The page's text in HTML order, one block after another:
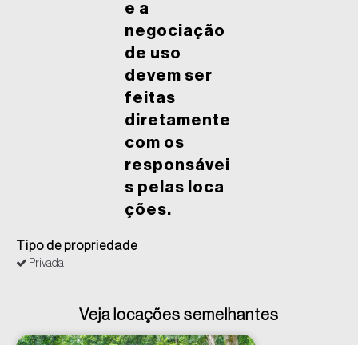
e a
negociação
de uso
devem ser
feitas
diretamente
com os
responsávei
s pelas loca
ções.
Tipo de propriedade
Privada
Veja locações semelhantes